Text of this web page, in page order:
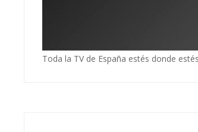
Toda la TV de España estés donde estés